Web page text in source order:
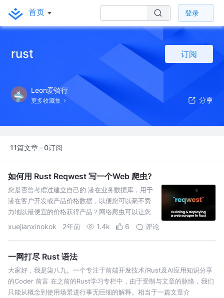
首页 登录
rust 订阅
Leon爱骑行
更多收藏集
11篇文章 · 0订阅
如何用 Rust Reqwest 写一个Web 爬虫?
您是否曾考虑过建立自己的 潜在业务数据库，用于
潜在客户开发或产品价格数据，以便您可以毫不费
力地以最便宜的价格获得产品？网络爬虫可以让您
无需亲自执行任何手动工作即可做到这一点。
xuejianxinokok 2年前 1.4k 6 评论
一网打尽 Rust 语法
大家好，我是柒八九。一个专注于前端开发技术/Rust及AI应用知识分享
的Coder 前言 在之前的Rust学习专栏中，由于受制与文章的脉络，我们
只能从概念到使用场景进行事无巨细的解释。相当于一篇文章介